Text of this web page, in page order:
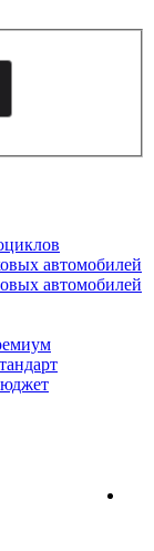
автомобилей
автомобилей